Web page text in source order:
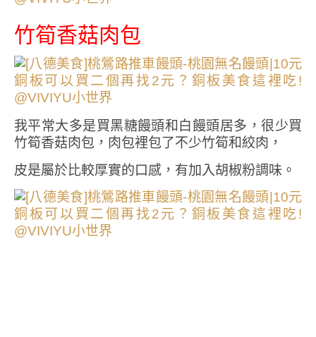
竹筍香菇肉包
我平常大多是買黑糖饅頭和白饅頭居多，很少買
竹筍香菇肉包，肉包裡包了不少竹筍和絞肉，
皮是屬於比較厚實的口感，有加入胡椒粉調味。